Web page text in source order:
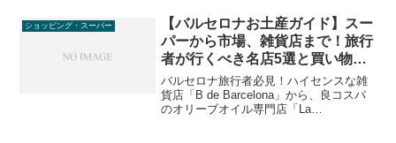
アルに知りたい相場感や買い物のコツ、
治安対策などを徹底解説します。
ショッピング・スーパー
【バルセロナお土産ガイド】スー
パーから市場、雑貨店まで！旅行
者が行くべき名店5選と買い物の
罠
バルセロナ旅行者必見！ハイセンスな雑
貨店「B de Barcelona」から、良コスパ
のオリーブオイル専門店「La